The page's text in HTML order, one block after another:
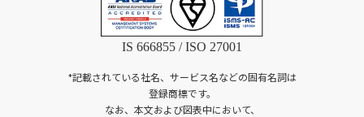
IS 666855 / ISO 27001
*記載されている社名、サービス名などの固有名詞は
登録商標です。
なお、本文および図表中において、